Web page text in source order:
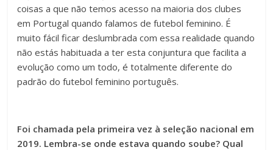
coisas a que não temos acesso na maioria dos clubes
em Portugal quando falamos de futebol feminino. É
muito fácil ficar deslumbrada com essa realidade quando
não estás habituada a ter esta conjuntura que facilita a
evolução como um todo, é totalmente diferente do
padrão do futebol feminino português.
Foi chamada pela primeira vez à seleção nacional em
2019. Lembra-se onde estava quando soube? Qual